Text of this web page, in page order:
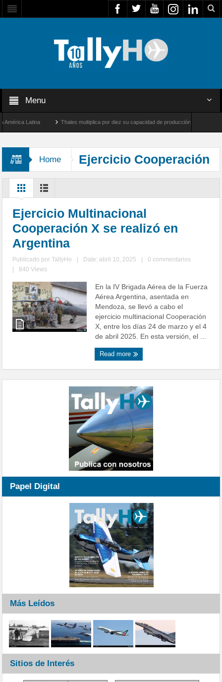
Menu
Latina Thales multiplica por diez su capacidad de producción de radares en
Home
Ejercicio Cooperación
X
Ejercicio Multinacional
Cooperación X se realizó en
Argentina
Publicado porTallyHo Date: abril 10, 2025
0 commentarios
840 Views
En la IV Brigada Aérea de la Fuerza
Aérea Argentina, asentada en
Mendoza, se llevó a cabo el
ejercicio multinacional Cooperación
X, entre los días 24 de marzo y el 4
de abril 2025. En esta versión, el ...
Read more
Papel Digital
Más Leídos
Sitios de Interés